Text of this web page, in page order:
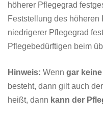
höherer Pflegegrad
Feststellung des
niedrigerer Pflegegrad
Pflegebedürftigen beim
Hinweis: Wenn gar
besteht, dann gilt auch
heißt, dann kann der